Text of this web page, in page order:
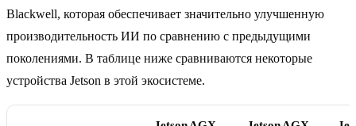
Blackwell, которая обеспечивает значительно улучшенную
производительность ИИ по сравнению с предыдущими
поколениями. В таблице ниже сравниваются некоторые
устройства Jetson в этой экосистеме.